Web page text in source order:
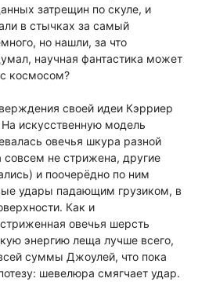
затрещин по скуле, и
в стычках за самый
но нашли, за что
научная фантастика может
космосом?
своей идеи Кэрриер
искусственную модель
овечья шкура разной
совсем не стрижена, другие
и поочерёдно по ним
удары падающим грузиком, в
Как и
овечья шерсть
энергию леща лучше всего,
суммы Джоулей, что пока
шевелюра смягчает удар.